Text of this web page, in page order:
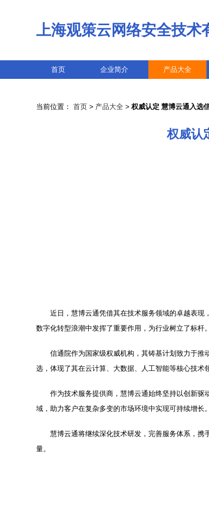
上海观策云网络安全技术
首页 企业简介 产品大全
当前位置： 首页 > 产品大全 > 权威认定 慧博云通入选
权威认
近日，慧博云通凭借其在技术服务领域的卓越表现
数字化转型浪潮中发挥了重要作用，为行业树立了标杆。
信通院作为国家级权威机构，其铸基计划致力于
选，体现了其在云计算、大数据、人工智能等核心技术
作为技术服务提供商，慧博云通始终坚持以创新
域，助力客户在复杂多变的市场环境中实现可持续增长
慧博云通将继续深化技术研发，完善服务体系，
量。